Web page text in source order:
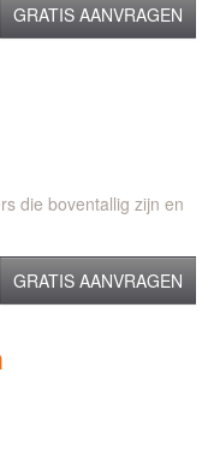
GRATIS AANVRAGEN
die boventallig zijn en
GRATIS AANVRAGEN